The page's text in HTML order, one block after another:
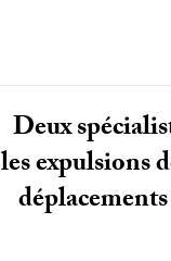
Deux
les expulsions